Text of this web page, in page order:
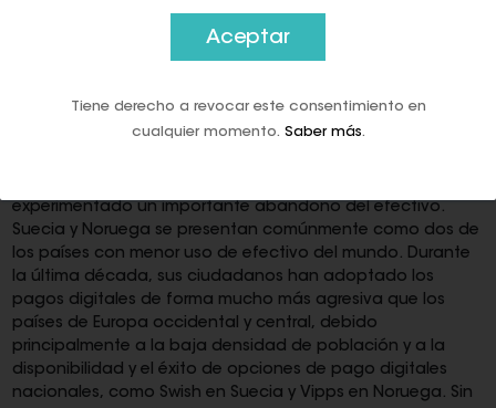
4 años. Esto contrasta con el pronunciado descenso
habrá pocos cambios interanuales.
experimentado un importante abandono del efectivo.
Suecia y Noruega se presentan comúnmente como dos de
los países con menor uso de efectivo del mundo. Durante
la última década, sus ciudadanos han adoptado los
pagos digitales de forma mucho más agresiva que los
países de Europa occidental y central, debido
principalmente a la baja densidad de población y a la
disponibilidad y el éxito de opciones de pago digitales
nacionales, como Swish en Suecia y Vipps en Noruega. Sin
Aceptar
Tiene derecho a revocar este consentimiento en
cualquier momento. Saber más.